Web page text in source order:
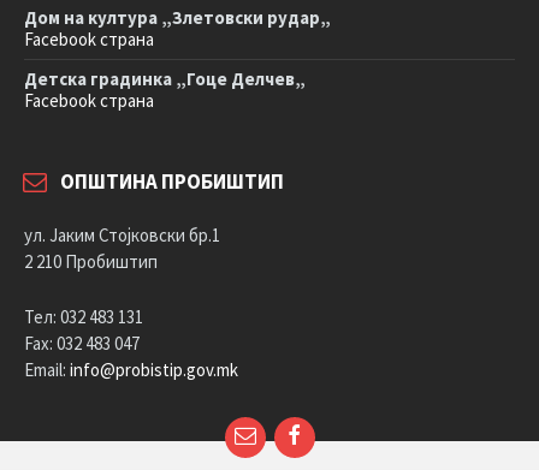
Дом на култура „Злетовски рудар„
Facebook страна
Детска градинка „Гоце Делчев„
Facebook страна
ОПШТИНА ПРОБИШТИП
ул. Јаким Стојковски бр.1
2 210 Пробиштип
Тел: 032 483 131
Fax: 032 483 047
Email: info@probistip.gov.mk
Е-
пошта
Facebook